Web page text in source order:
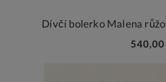
Dívčí bolerko Malena